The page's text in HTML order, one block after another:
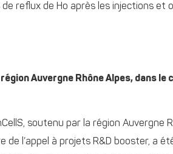
reflux de Ho après les injections et
Auvergne Rhône Alpes, dans le
soutenu par la région Auvergne
de l’appel à projets R&D booster, a